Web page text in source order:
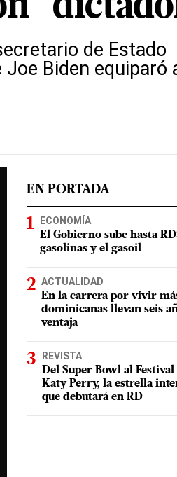
de Estado
Biden equiparó
EN PORTADA
ECONOMÍA
El Gobierno sube hasta
gasolinas y el gasoil
ACTUALIDAD
En la carrera por vivir
dominicanas llevan seis
ventaja
REVISTA
Del Super Bowl al
Katy Perry, la estrella
que debutará en RD